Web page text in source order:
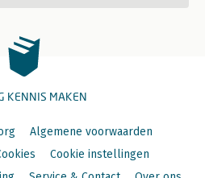
KENNIS MAKEN
Algemene voorwaarden
Cookie instellingen